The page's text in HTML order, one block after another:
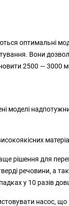
оптимальні
Вони
2500 — 3000 м
моделі
рішення для
речовини, а
у 10 разів
насос,